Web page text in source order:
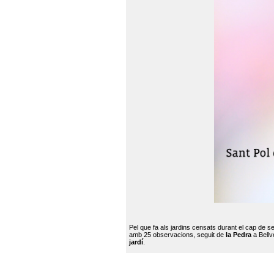
Pel que fa als jardins censats durant el cap de
amb 25 observacions, seguit de la Pedra a
jardí